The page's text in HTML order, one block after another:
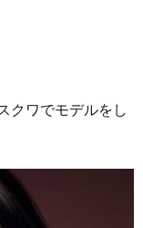
クワでモデルをし